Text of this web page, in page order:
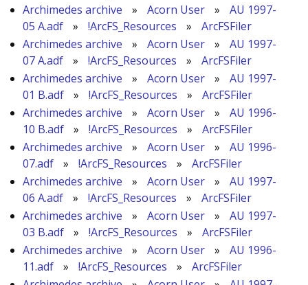
Archimedes archive
» Acorn User »
AU 1997-
05 A.adf
» !ArcFS_Resources »
ArcFSFiler
Archimedes archive
» Acorn User »
AU 1997-
07 A.adf
» !ArcFS_Resources »
ArcFSFiler
Archimedes archive
» Acorn User »
AU 1997-
01 B.adf
» !ArcFS_Resources »
ArcFSFiler
Archimedes archive
» Acorn User »
AU 1996-
10 B.adf
» !ArcFS_Resources »
ArcFSFiler
Archimedes archive
» Acorn User »
AU 1996-
07.adf
» !ArcFS_Resources »
ArcFSFiler
Archimedes archive
» Acorn User »
AU 1997-
06 A.adf
» !ArcFS_Resources »
ArcFSFiler
Archimedes archive
» Acorn User »
AU 1997-
03 B.adf
» !ArcFS_Resources »
ArcFSFiler
Archimedes archive
» Acorn User »
AU 1996-
11.adf
» !ArcFS_Resources »
ArcFSFiler